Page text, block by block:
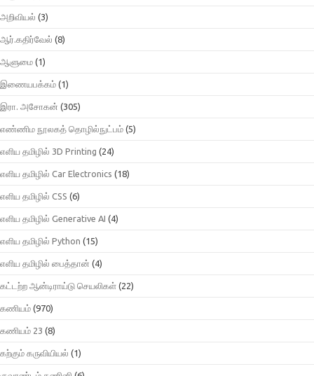
அறிவியல் (3)
ஆர்.கதிர்வேல் (8)
ஆளுமை (1)
இணையபக்கம் (1)
இரா. அசோகன் (305)
எண்ணிம நூலகத் தொழில்நுட்பம் (5)
எளிய தமிழில் 3D Printing (24)
எளிய தமிழில் Car Electronics (18)
எளிய தமிழில் CSS (6)
எளிய தமிழில் Generative AI (4)
எளிய தமிழில் Python (15)
எளிய தமிழில் பைத்தான் (4)
கட்டற்ற ஆன்டிராய்டு செயலிகள் (22)
கணியம் (970)
கணியம் 23 (8)
கற்கும் கருவியியல் (1)